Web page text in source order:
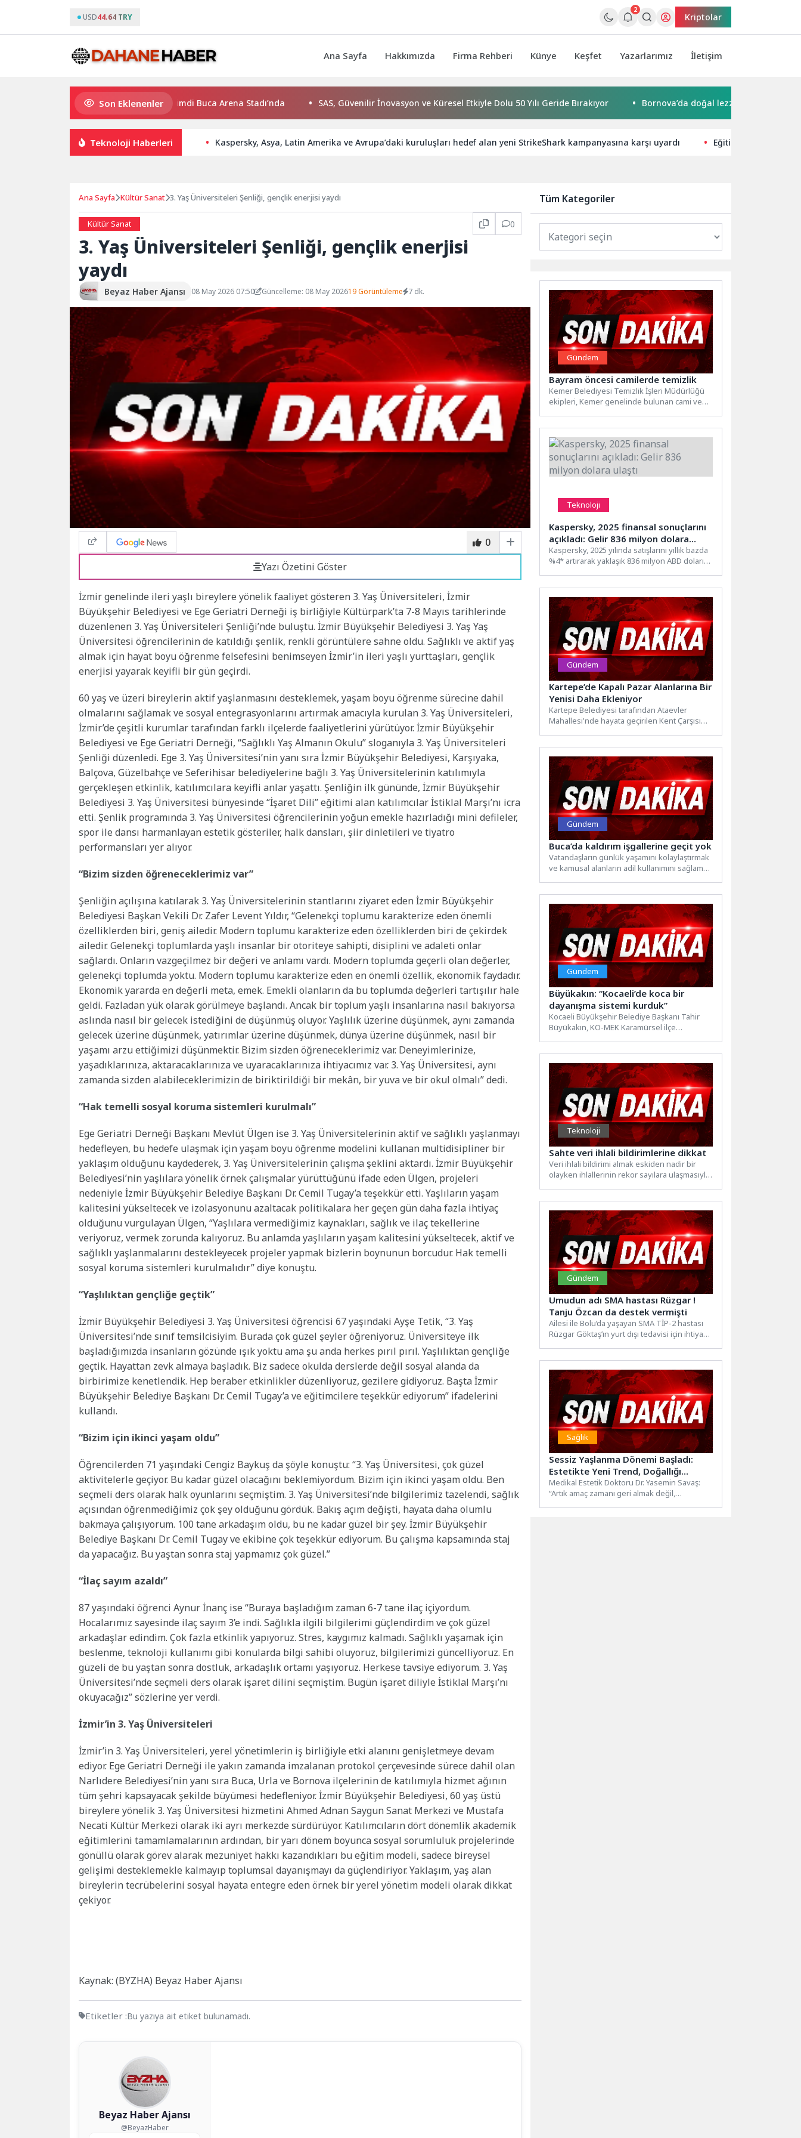
USD44.64 TRY
2
Kriptolar
Ana Sayfa Hakkımızda Firma Rehberi Künye Keşfet Yazarlarımız İletişim
Son Eklenenler
Zumba ve pilates dersleri şimdi Buca Arena Stadı’nda SAS, Güvenilir İnovasyon ve Küresel Etkiyle Dolu 50 Yılı Geride Bırakıyor Bornova’da doğal lezzetler halkla buluşuyor
Teknoloji Haberleri Kaspersky, Asya, Latin Amerika ve Avrupa’daki kuruluşları hedef alan yeni StrikeShark kampanyasına karşı uyardı Eğitim
Ana Sayfa Kültür Sanat 3. Yaş Üniversiteleri Şenliği, gençlik enerjisi yaydı
Kültür Sanat 0
3. Yaş Üniversiteleri Şenliği, gençlik enerjisi
yaydı
Beyaz Haber Ajansı 08 May 2026 07:50 Güncelleme: 08 May 202619 Görüntüleme 7 dk.
0
Yazı Özetini Göster
İzmir genelinde ileri yaşlı bireylere yönelik faaliyet gösteren 3. Yaş Üniversiteleri, İzmir
Büyükşehir Belediyesi ve Ege Geriatri Derneği iş birliğiyle Kültürpark’ta 7-8 Mayıs tarihlerinde
düzenlenen 3. Yaş Üniversiteleri Şenliği’nde buluştu. İzmir Büyükşehir Belediyesi 3. Yaş Yaş
Üniversitesi öğrencilerinin de katıldığı şenlik, renkli görüntülere sahne oldu. Sağlıklı ve aktif yaş
almak için hayat boyu öğrenme felsefesini benimseyen İzmir’in ileri yaşlı yurttaşları, gençlik
enerjisi yayarak keyifli bir gün geçirdi.
60 yaş ve üzeri bireylerin aktif yaşlanmasını desteklemek, yaşam boyu öğrenme sürecine dahil
olmalarını sağlamak ve sosyal entegrasyonlarını artırmak amacıyla kurulan 3. Yaş Üniversiteleri,
İzmir’de çeşitli kurumlar tarafından farklı ilçelerde faaliyetlerini yürütüyor. İzmir Büyükşehir
Belediyesi ve Ege Geriatri Derneği, “Sağlıklı Yaş Almanın Okulu” sloganıyla 3. Yaş Üniversiteleri
Şenliği düzenledi. Ege 3. Yaş Üniversitesi’nin yanı sıra İzmir Büyükşehir Belediyesi, Karşıyaka,
Balçova, Güzelbahçe ve Seferihisar belediyelerine bağlı 3. Yaş Üniversitelerinin katılımıyla
gerçekleşen etkinlik, katılımcılara keyifli anlar yaşattı. Şenliğin ilk gününde, İzmir Büyükşehir
Belediyesi 3. Yaş Üniversitesi bünyesinde “İşaret Dili” eğitimi alan katılımcılar İstiklal Marşı’nı icra
etti. Şenlik programında 3. Yaş Üniversitesi öğrencilerinin yoğun emekle hazırladığı mini defileler,
spor ile dansı harmanlayan estetik gösteriler, halk dansları, şiir dinletileri ve tiyatro
performansları yer alıyor.
“Bizim sizden öğreneceklerimiz var”
Şenliğin açılışına katılarak 3. Yaş Üniversitelerinin stantlarını ziyaret eden İzmir Büyükşehir
Belediyesi Başkan Vekili Dr. Zafer Levent Yıldır, “Gelenekçi toplumu karakterize eden önemli
özelliklerden biri, geniş ailedir. Modern toplumu karakterize eden özelliklerden biri de çekirdek
ailedir. Gelenekçi toplumlarda yaşlı insanlar bir otoriteye sahipti, disiplini ve adaleti onlar
sağlardı. Onların vazgeçilmez bir değeri ve anlamı vardı. Modern toplumda geçerli olan değerler,
gelenekçi toplumda yoktu. Modern toplumu karakterize eden en önemli özellik, ekonomik faydadır.
Ekonomik yararda en değerli meta, emek. Emekli olanların da bu toplumda değerleri tartışılır hale
geldi. Fazladan yük olarak görülmeye başlandı. Ancak bir toplum yaşlı insanlarına nasıl bakıyorsa
aslında nasıl bir gelecek istediğini de düşünmüş oluyor. Yaşlılık üzerine düşünmek, aynı zamanda
gelecek üzerine düşünmek, yatırımlar üzerine düşünmek, dünya üzerine düşünmek, nasıl bir
yaşamı arzu ettiğimizi düşünmektir. Bizim sizden öğreneceklerimiz var. Deneyimlerinize,
yaşadıklarınıza, aktaracaklarınıza ve uyaracaklarınıza ihtiyacımız var. 3. Yaş Üniversitesi, aynı
zamanda sizden alabileceklerimizin de biriktirildiği bir mekân, bir yuva ve bir okul olmalı” dedi.
“Hak temelli sosyal koruma sistemleri kurulmalı”
Ege Geriatri Derneği Başkanı Mevlüt Ülgen ise 3. Yaş Üniversitelerinin aktif ve sağlıklı yaşlanmayı
hedefleyen, bu hedefe ulaşmak için yaşam boyu öğrenme modelini kullanan multidisipliner bir
yaklaşım olduğunu kaydederek, 3. Yaş Üniversitelerinin çalışma şeklini aktardı. İzmir Büyükşehir
Belediyesi’nin yaşlılara yönelik örnek çalışmalar yürüttüğünü ifade eden Ülgen, projeleri
nedeniyle İzmir Büyükşehir Belediye Başkanı Dr. Cemil Tugay’a teşekkür etti. Yaşlıların yaşam
kalitesini yükseltecek ve izolasyonunu azaltacak politikalara her geçen gün daha fazla ihtiyaç
olduğunu vurgulayan Ülgen, “Yaşlılara vermediğimiz kaynakları, sağlık ve ilaç tekellerine
veriyoruz, vermek zorunda kalıyoruz. Bu anlamda yaşlıların yaşam kalitesini yükseltecek, aktif ve
sağlıklı yaşlanmalarını destekleyecek projeler yapmak bizlerin boynunun borcudur. Hak temelli
sosyal koruma sistemleri kurulmalıdır” diye konuştu.
“Yaşlılıktan gençliğe geçtik”
İzmir Büyükşehir Belediyesi 3. Yaş Üniversitesi öğrencisi 67 yaşındaki Ayşe Tetik, “3. Yaş
Üniversitesi’nde sınıf temsilcisiyim. Burada çok güzel şeyler öğreniyoruz. Üniversiteye ilk
başladığımızda insanların gözünde ışık yoktu ama şu anda herkes pırıl pırıl. Yaşlılıktan gençliğe
geçtik. Hayattan zevk almaya başladık. Biz sadece okulda derslerde değil sosyal alanda da
birbirimize kenetlendik. Hep beraber etkinlikler düzenliyoruz, gezilere gidiyoruz. Başta İzmir
Büyükşehir Belediye Başkanı Dr. Cemil Tugay’a ve eğitimcilere teşekkür ediyorum” ifadelerini
kullandı.
“Bizim için ikinci yaşam oldu”
Öğrencilerden 71 yaşındaki Cengiz Baykuş da şöyle konuştu: “3. Yaş Üniversitesi, çok güzel
aktivitelerle geçiyor. Bu kadar güzel olacağını beklemiyordum. Bizim için ikinci yaşam oldu. Ben
seçmeli ders olarak halk oyunlarını seçmiştim. 3. Yaş Üniversitesi’nde bilgilerimiz tazelendi, sağlık
açısından öğrenmediğimiz çok şey olduğunu gördük. Bakış açım değişti, hayata daha olumlu
bakmaya çalışıyorum. 100 tane arkadaşım oldu, bu ne kadar güzel bir şey. İzmir Büyükşehir
Belediye Başkanı Dr. Cemil Tugay ve ekibine çok teşekkür ediyorum. Bu çalışma kapsamında staj
da yapacağız. Bu yaştan sonra staj yapmamız çok güzel.”
“İlaç sayım azaldı”
87 yaşındaki öğrenci Aynur İnanç ise “Buraya başladığım zaman 6-7 tane ilaç içiyordum.
Hocalarımız sayesinde ilaç sayım 3’e indi. Sağlıkla ilgili bilgilerimi güçlendirdim ve çok güzel
arkadaşlar edindim. Çok fazla etkinlik yapıyoruz. Stres, kaygımız kalmadı. Sağlıklı yaşamak için
beslenme, teknoloji kullanımı gibi konularda bilgi sahibi oluyoruz, bilgilerimizi güncelliyoruz. En
güzeli de bu yaştan sonra dostluk, arkadaşlık ortamı yaşıyoruz. Herkese tavsiye ediyorum. 3. Yaş
Üniversitesi’nde seçmeli ders olarak işaret dilini seçmiştim. Bugün işaret diliyle İstiklal Marşı’nı
okuyacağız” sözlerine yer verdi.
İzmir’in 3. Yaş Üniversiteleri
İzmir’in 3. Yaş Üniversiteleri, yerel yönetimlerin iş birliğiyle etki alanını genişletmeye devam
ediyor. Ege Geriatri Derneği ile yakın zamanda imzalanan protokol çerçevesinde sürece dahil olan
Narlıdere Belediyesi’nin yanı sıra Buca, Urla ve Bornova ilçelerinin de katılımıyla hizmet ağının
tüm şehri kapsayacak şekilde büyümesi hedefleniyor. İzmir Büyükşehir Belediyesi, 60 yaş üstü
bireylere yönelik 3. Yaş Üniversitesi hizmetini Ahmed Adnan Saygun Sanat Merkezi ve Mustafa
Necati Kültür Merkezi olarak iki ayrı merkezde sürdürüyor. Katılımcıların dört dönemlik akademik
eğitimlerini tamamlamalarının ardından, bir yarı dönem boyunca sosyal sorumluluk projelerinde
gönüllü olarak görev alarak mezuniyet hakkı kazandıkları bu eğitim modeli, sadece bireysel
gelişimi desteklemekle kalmayıp toplumsal dayanışmayı da güçlendiriyor. Yaklaşım, yaş alan
bireylerin tecrübelerini sosyal hayata entegre eden örnek bir yerel yönetim modeli olarak dikkat
çekiyor.
Kaynak: (BYZHA) Beyaz Haber Ajansı
Etiketler :Bu yazıya ait etiket bulunamadı.
Beyaz Haber Ajansı
@BeyazHaber
Tüm Kategoriler
Gündem
Bayram öncesi camilerde temizlik
Kemer Belediyesi Temizlik İşleri Müdürlüğü
ekipleri, Kemer genelinde bulunan cami ve
Teknoloji
Kaspersky, 2025 finansal sonuçlarını
açıkladı: Gelir 836 milyon dolara
ulaştı
Kaspersky, 2025 yılında satışlarını yıllık bazda
%4* artırarak yaklaşık 836 milyon ABD doları
Gündem
Kartepe’de Kapalı Pazar Alanlarına Bir
Yenisi Daha Ekleniyor
Kartepe Belediyesi tarafından Ataevler
Mahallesi'nde hayata geçirilen Kent Çarşısı
Gündem
Buca’da kaldırım işgallerine geçit yok
Vatandaşların günlük yaşamını kolaylaştırmak
ve kamusal alanların adil kullanımını sağlamak
Gündem
Büyükakın: “Kocaeli’de koca bir
dayanışma sistemi kurduk”
Kocaeli Büyükşehir Belediye Başkanı Tahir
Büyükakın, KO-MEK Karamürsel ilçe
Teknoloji
Sahte veri ihlali bildirimlerine dikkat
Veri ihlali bildirimi almak eskiden nadir bir
olayken ihlallerinin rekor sayılara ulaşmasıyla
Gündem
Umudun adı SMA hastası Rüzgar !
Tanju Özcan da destek vermişti
Ailesi ile Bolu’da yaşayan SMA TİP-2 hastası
Rüzgar Göktaş’ın yurt dışı tedavisi için ihtiyaç
Sağlık
Sessiz Yaşlanma Dönemi Başladı:
Estetikte Yeni Trend, Doğallığı
Yıllarca Korumak
Medikal Estetik Doktoru Dr. Yasemin Savaş:
“Artık amaç zamanı geri almak değil,